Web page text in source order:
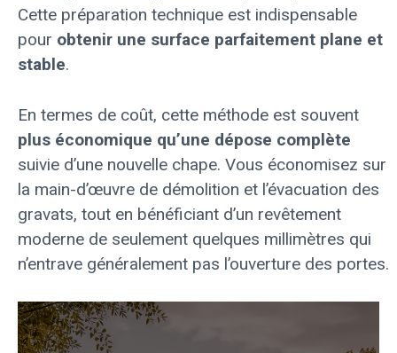
Cette préparation technique est indispensable
pour obtenir une surface parfaitement plane et
stable.
En termes de coût, cette méthode est souvent
plus économique qu’une dépose complète
suivie d’une nouvelle chape. Vous économisez sur
la main-d’œuvre de démolition et l’évacuation des
gravats, tout en bénéficiant d’un revêtement
moderne de seulement quelques millimètres qui
n’entrave généralement pas l’ouverture des portes.